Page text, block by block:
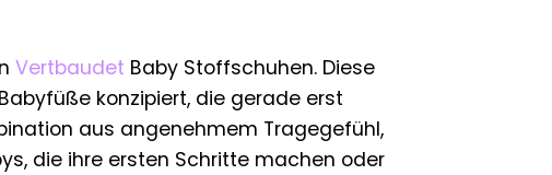
Vertbaudet Baby Stoffschuhen. Diese
konzipiert, die gerade erst
aus angenehmem Tragegefühl,
die ihre ersten Schritte machen oder